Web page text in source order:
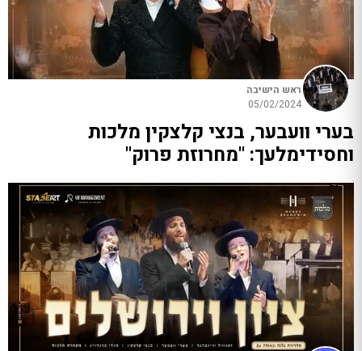
ראש הישיבה
05/02/2024
בערי וועבער, בנצי קלצקין מלכות
וחסידימלעך: "מחרוזת פרוק"